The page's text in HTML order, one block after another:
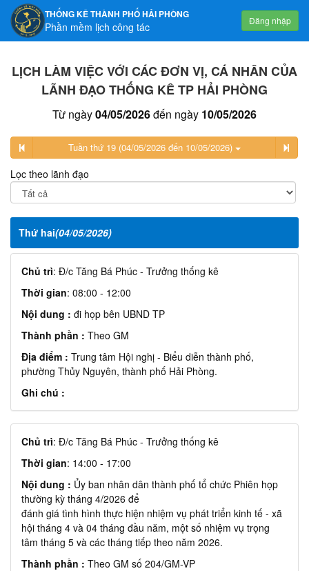
THỐNG KÊ THÀNH PHỐ HẢI PHÒNG
Phần mềm lịch công tác Đăng nhập
LỊCH LÀM VIỆC VỚI CÁC ĐƠN VỊ, CÁ NHÂN CỦA
LÃNH ĐẠO THỐNG KÊ TP HẢI PHÒNG
Từ ngày04/05/2026đến ngày 10/05/2026
Tuần thứ 19 (04/05/2026 đến 10/05/2026)
Lọc theo lãnh đạo
Thứ hai(04/05/2026)
Chủ trì: Đ/c Tăng Bá Phúc - Trưởng thống kê
Thời gian: 08:00 - 12:00
Nội dung : đi họp bên UBND TP
Thành phần : Theo GM
Địa điểm : Trung tâm Hội nghị - Biểu diễn thành phố,
phường Thủy Nguyên, thành phố Hải Phòng.
Ghi chú :
Chủ trì: Đ/c Tăng Bá Phúc - Trưởng thống kê
Thời gian: 14:00 - 17:00
Nội dung : Ủy ban nhân dân thành phố tổ chức Phiên họp
thường kỳ tháng 4/2026 để
đánh giá tình hình thực hiện nhiệm vụ phát triển kinh tế - xã
hội tháng 4 và 04 tháng đầu năm, một số nhiệm vụ trọng
tâm tháng 5 và các tháng tiếp theo năm 2026.
Thành phần : Theo GM số 204/GM-VP